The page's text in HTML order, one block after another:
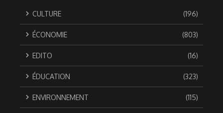
CULTURE (196)
ÉCONOMIE (803)
EDITO (16)
ÉDUCATION (323)
ENVIRONNEMENT (115)